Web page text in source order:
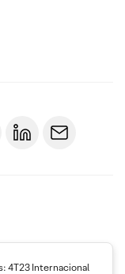
4T23 Internacional